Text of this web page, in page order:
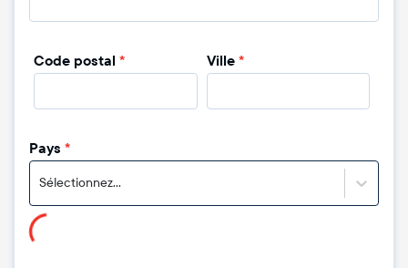
Code postal * Ville *
Pays *
Sélectionnez...